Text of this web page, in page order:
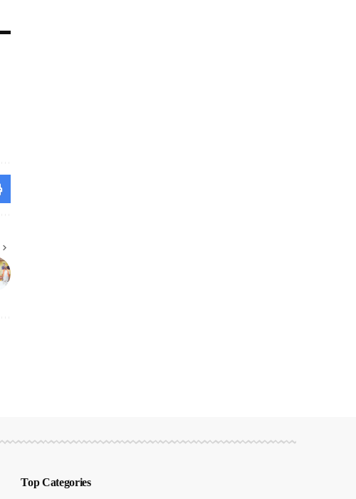
Top Categories